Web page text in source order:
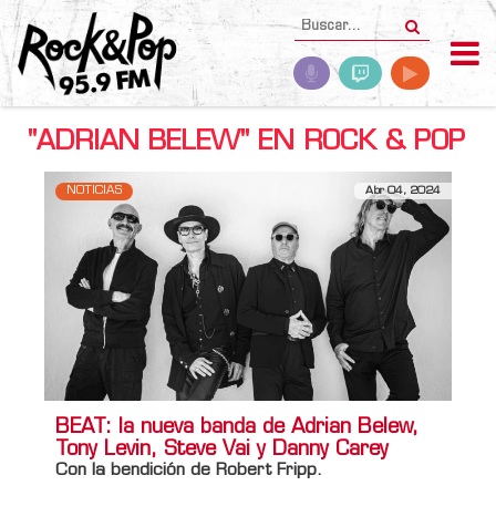
"ADRIAN BELEW" EN ROCK & POP
NOTICIAS Abr 04, 2024
BEAT: la nueva banda de Adrian Belew,
Tony Levin, Steve Vai y Danny Carey
Con la bendición de Robert Fripp.